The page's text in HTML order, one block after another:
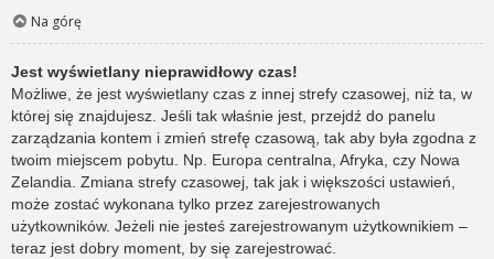
Na górę
Jest wyświetlany nieprawidłowy czas!
Możliwe, że jest wyświetlany czas z innej strefy czasowej, niż ta, w
której się znajdujesz. Jeśli tak właśnie jest, przejdź do panelu
zarządzania kontem i zmień strefę czasową, tak aby była zgodna z
twoim miejscem pobytu. Np. Europa centralna, Afryka, czy Nowa
Zelandia. Zmiana strefy czasowej, tak jak i większości ustawień,
może zostać wykonana tylko przez zarejestrowanych
użytkowników. Jeżeli nie jesteś zarejestrowanym użytkownikiem –
teraz jest dobry moment, by się zarejestrować.